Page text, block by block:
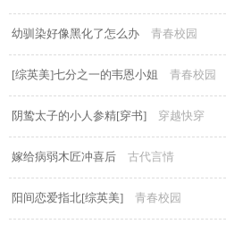
幼驯染好像黑化了怎么办 青春校园
[综英美]七分之一的韦恩小姐 青春校园
阴鸷太子的小人参精[穿书] 穿越快穿
嫁给病弱木匠冲喜后 古代言情
阳间恋爱指北[综英美] 青春校园